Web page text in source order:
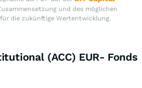
und des möglichen
die zukünftige Wertentwicklung.
(ACC) EUR- Fonds